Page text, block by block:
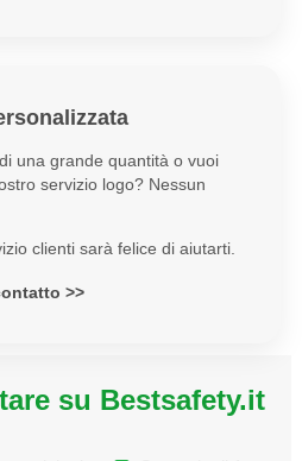
una grande quantità o vuoi
servizio logo? Nessun
clienti sarà felice di aiutarti.
>>
su Bestsafety.it